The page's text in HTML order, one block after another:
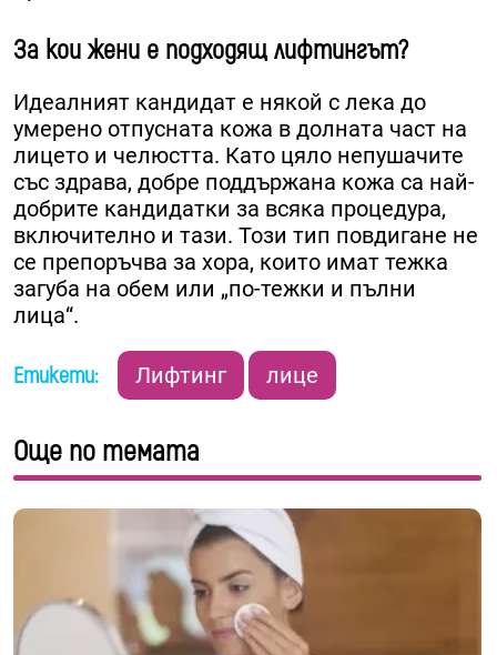
За кои жени е подходящ лифтингът?
Идеалният кандидат е някой с лека до
умерено отпусната кожа в долната част на
лицето и челюстта. Като цяло непушачите
със здрава, добре поддържана кожа са най-
добрите кандидатки за всяка процедура,
включително и тази. Този тип повдигане не
се препоръчва за хора, които имат тежка
загуба на обем или „по-тежки и пълни
лица“.
Етикети: Лифтинг лице
Още по темата